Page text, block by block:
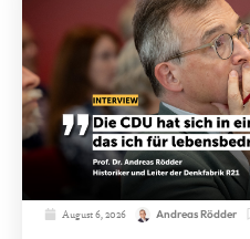
August 6, 2026 Andreas Rödder